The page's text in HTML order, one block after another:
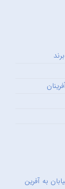
به آفرین